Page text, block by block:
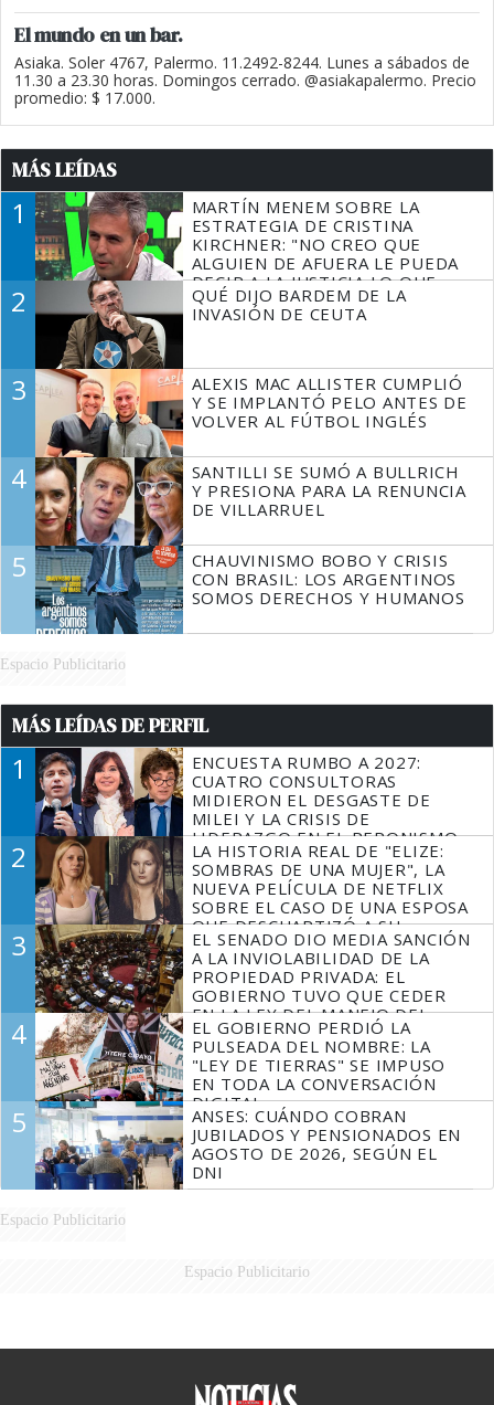
El mundo en un bar.
Asiaka. Soler 4767, Palermo. 11.2492-8244. Lunes a sábados de
11.30 a 23.30 horas. Domingos cerrado. @asiakapalermo. Precio
promedio: $ 17.000.
MÁS LEÍDAS
1
MARTÍN MENEM SOBRE LA
ESTRATEGIA DE CRISTINA
KIRCHNER: "NO CREO QUE
ALGUIEN DE AFUERA LE PUEDA
DECIR A LA JUSTICIA LO QUE
TIENE QUE HACER"
2
QUÉ DIJO BARDEM DE LA
INVASIÓN DE CEUTA
3
ALEXIS MAC ALLISTER CUMPLIÓ
Y SE IMPLANTÓ PELO ANTES DE
VOLVER AL FÚTBOL INGLÉS
4
SANTILLI SE SUMÓ A BULLRICH
Y PRESIONA PARA LA RENUNCIA
DE VILLARRUEL
5
CHAUVINISMO BOBO Y CRISIS
CON BRASIL: LOS ARGENTINOS
SOMOS DERECHOS Y HUMANOS
Espacio Publicitario
MÁS LEÍDAS DE PERFIL
1
ENCUESTA RUMBO A 2027:
CUATRO CONSULTORAS
MIDIERON EL DESGASTE DE
MILEI Y LA CRISIS DE
LIDERAZGO EN EL PERONISMO
2
LA HISTORIA REAL DE "ELIZE:
SOMBRAS DE UNA MUJER", LA
NUEVA PELÍCULA DE NETFLIX
SOBRE EL CASO DE UNA ESPOSA
QUE DESCUARTIZÓ A SU
MARIDO
3
EL SENADO DIO MEDIA SANCIÓN
A LA INVIOLABILIDAD DE LA
PROPIEDAD PRIVADA: EL
GOBIERNO TUVO QUE CEDER
EN LA LEY DEL MANEJO DEL
FUEGO
4
EL GOBIERNO PERDIÓ LA
PULSEADA DEL NOMBRE: LA
"LEY DE TIERRAS" SE IMPUSO
EN TODA LA CONVERSACIÓN
DIGITAL
5
ANSES: CUÁNDO COBRAN
JUBILADOS Y PENSIONADOS EN
AGOSTO DE 2026, SEGÚN EL
DNI
Espacio Publicitario
Espacio Publicitario